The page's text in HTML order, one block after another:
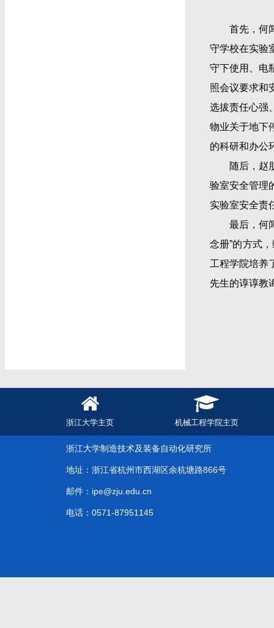
首先，何
守学校在实验
守下使用、电
照会议要求和
选拔责任心强
物业关于地下
的科研和办公
随后，赵
验室安全管理
实验室安全责
最后，何
念册”的方式
工程学院培养
先生的谆谆教
浙江大学主页 机械工程学院主页
浙江大学制造技术及装备自动化研究所
地址：浙江省杭州市西湖区余杭塘路866号
邮件：ipe@zju.edu.cn
电话：0571-87951145